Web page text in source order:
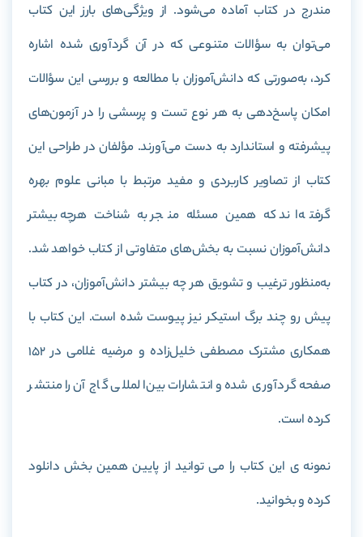
مندرج در کتاب آماده می‌شود. از ویژگی‌های بارز این کتاب
می‌توان به سؤالات متنوعی که در آن گردآوری شده اشاره
کرد، به‌صورتی که دانش‌آموزان با مطالعه و بررسی این سؤالات
امکان پاسخ‌دهی به هر نوع تست و پرسشی را در آزمون‌های
پیشرفته و استاندارد به دست می‌آورند. مؤلفان در طراحی این
کتاب از تصاویر کاربردی و مفید مرتبط با مبانی علوم بهره
گرفته‌اند که همین مسئله منجر به شناخت هرچه بیشتر
دانش‌آموزان نسبت به بخش‌های متفاوتی از کتاب خواهد شد.
به‌منظور ترغیب و تشویق هر چه بیشتر دانش‌آموزان، در کتاب
پیش رو چند برگ استیکر نیز پیوست شده است. این کتاب با
همکاری مشترک مصطفی خلیل‌‌زاده و مرضیه غلامی در 152
صفحه گردآوری شده و انتشارات بین‌المللی گاج آن را منتشر
کرده است.
نمونه ی این کتاب را می توانید از پایین همین بخش دانلود
کرده و بخوانید.